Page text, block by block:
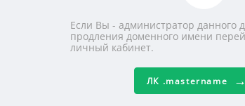
Если Вы - администратор данного
продления доменного имени
личный кабинет.
ЛК .mastername